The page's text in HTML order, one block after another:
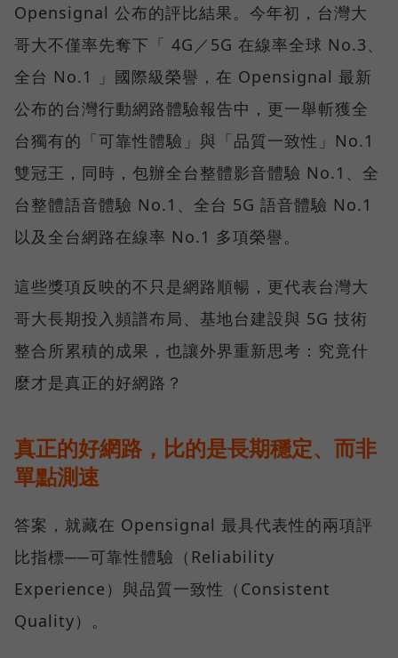
Opensignal 公布的評比結果。今年初，台灣大
哥大不僅率先奪下「 4G／5G 在線率全球 No.3、
全台 No.1 」國際級榮譽，在 Opensignal 最新
公布的台灣行動網路體驗報告中，更一舉斬獲全
台獨有的「可靠性體驗」與「品質一致性」No.1
雙冠王，同時，包辦全台整體影音體驗 No.1、全
台整體語音體驗 No.1、全台 5G 語音體驗 No.1
以及全台網路在線率 No.1 多項榮譽。
這些獎項反映的不只是網路順暢，更代表台灣大
哥大長期投入頻譜布局、基地台建設與 5G 技術
整合所累積的成果，也讓外界重新思考：究竟什
麼才是真正的好網路？
真正的好網路，比的是長期穩定、而非
單點測速
答案，就藏在 Opensignal 最具代表性的兩項評
比指標──可靠性體驗（Reliability
Experience）與品質一致性（Consistent
Quality）。